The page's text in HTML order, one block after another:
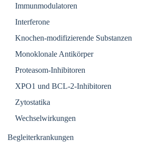
Immunmodulatoren
Interferone
Knochen-modifizierende Substanzen
Monoklonale Antikörper
Proteasom-Inhibitoren
XPO1 und BCL-2-Inhibitoren
Zytostatika
Wechselwirkungen
Begleiterkrankungen